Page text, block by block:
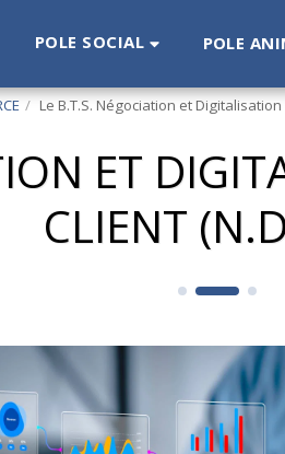
POLE SOCIAL POLE
Le B.T.S. Négociation et
ET
CLIENT